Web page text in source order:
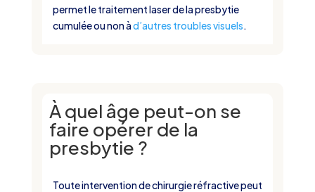
permet le traitement laser de la presbytie
cumulée ou non àd’autres troubles visuels.
À quel âge peut-on se
faire opérer de la
presbytie ?
Toute intervention de chirurgie réfractive peut